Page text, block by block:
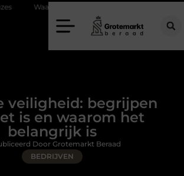
kiezen voor een rijschool in Utrecht?
veiligheid: begrijpen
is en waarom het
belangrijk is
BEDRIJVEN
Door Grotemarkt Beraad